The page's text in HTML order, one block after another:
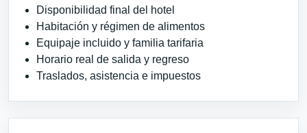
Disponibilidad final del hotel
Habitación y régimen de alimentos
Equipaje incluido y familia tarifaria
Horario real de salida y regreso
Traslados, asistencia e impuestos